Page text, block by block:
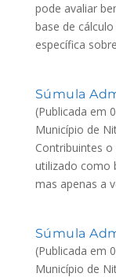
pode avaliar
base de
específica
Súmula
(Publicada em
Município de
Contribuintes
utilizado como
mas apenas a
Súmula
(Publicada em
Município de